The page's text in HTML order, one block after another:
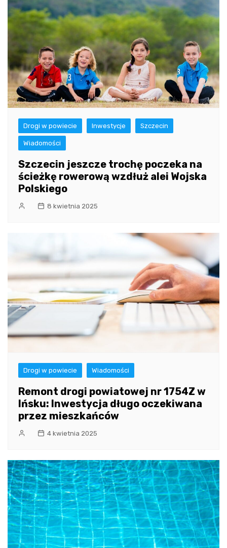
Drogi w powiecie Inwestycje Szczecin
Wiadomości
Szczecin jeszcze trochę poczeka na
ścieżkę rowerową wzdłuż alei Wojska
Polskiego
8 kwietnia 2025
Drogi w powiecie Wiadomości
Remont drogi powiatowej nr 1754Z w
Ińsku: Inwestycja długo oczekiwana
przez mieszkańców
4 kwietnia 2025